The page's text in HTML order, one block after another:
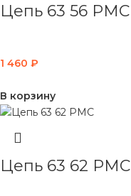
Цепь 63 56 PMC
1 460 ₽
В корзину
Цепь 63 62 PMC